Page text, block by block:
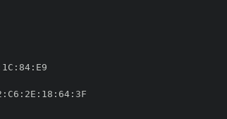
1C : 84:
: C6 : 2E : 18 : 64: